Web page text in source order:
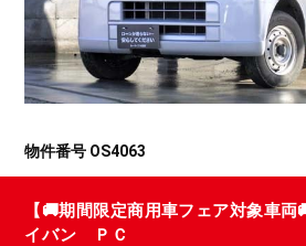
物件番号 OS4063
【🚚期間限定商用車フェア対象車
イバン ＰＣ ※黒ナ